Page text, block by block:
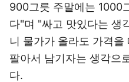
900그릇 주말에는 1000
다"며 "싸고 맛있다는 생
니 물가가 올라도 가격을
팔아서 남기자는 생각으
다.